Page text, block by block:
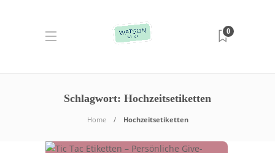
0
Schlagwort: Hochzeitsetiketten
Home Hochzeitsetiketten